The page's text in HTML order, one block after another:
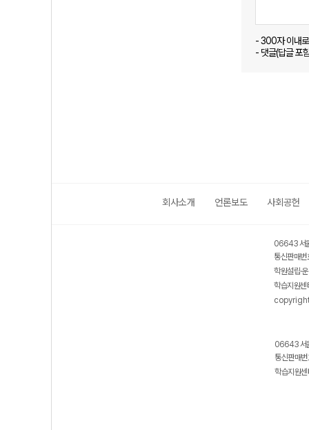
- 300자 이내
- 댓글(답글 포
회사소개 언론보도 사회공헌
06643 서
통신판매
학원설립·
학습지원
06643 서
통신판매
학습지원